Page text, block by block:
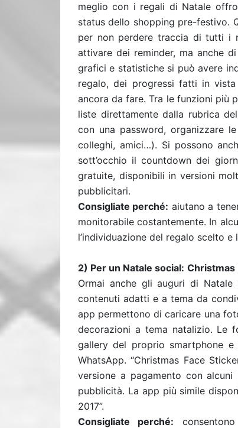
meglio con i regali di Natale
status dello shopping pre-festivo.
per non perdere traccia di tutti i
attivare dei reminder, ma anche
grafici e statistiche si può avere
regalo, dei progressi fatti in
ancora da fare. Tra le funzioni più
liste direttamente dalla rubrica
con una password, organizzare
colleghi, amici…). Si possono
sott’occhio il countdown dei
gratuite, disponibili in versioni
pubblicitari.
Consigliate perché: aiutano a
monitorabile costantemente. In
l’individuazione del regalo scelto e
2) Per un Natale social: Christmas
Ormai anche gli auguri di
contenuti adatti e a tema da
app permettono di caricare una
decorazioni a tema natalizio. Le
gallery del proprio smartphone
WhatsApp. “Christmas Face
versione a pagamento con
pubblicità. La app più simile
2017”.
Consigliate perché: